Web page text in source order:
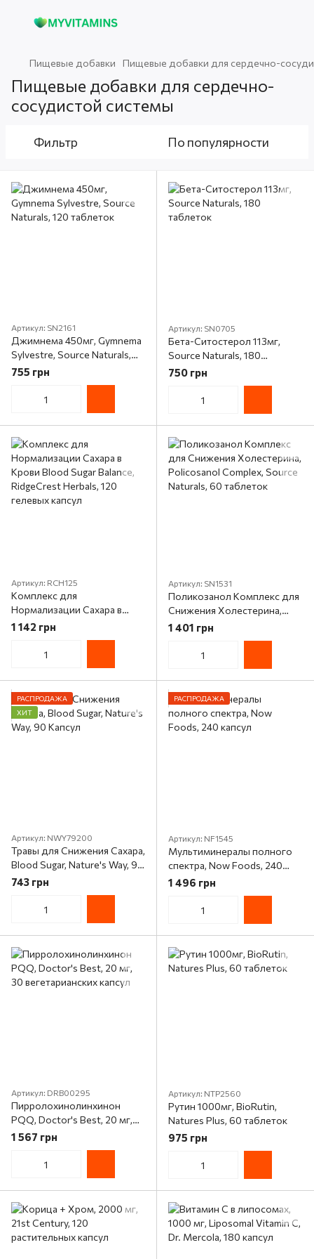
Пищевые добавки Пищевые добавки для сердечно-
Пищевые добавки для сердечно-
сосудистой системы
Фильтр По популярности
Артикул: SN2161
Джимнема 450мг, Gymnema
Sylvestre, Source Naturals,
120 таблеток
755 грн
Артикул: SN0705
Бета-Ситостерол 113мг,
Source Naturals, 180
таблеток
750 грн
Артикул: RCH125
Комплекс для
Нормализации Сахара в
Крови Blood Sugar Balance,
RidgeCrest Herbals, 120
гелевых капсул
1 142 грн
Артикул: SN1531
Поликозанол Комплекс для
Снижения Холестерина,
Policosanol Complex, Source
Naturals, 60 таблеток
1 401 грн
РАСПРОДАЖА
ХИТ
Артикул: NWY79200
Травы для Снижения Сахара,
Blood Sugar, Nature's Way, 90
Капсул
743 грн
РАСПРОДАЖА
Артикул: NF1545
Мультиминералы полного
спектра, Now Foods, 240
капсул
1 496 грн
Артикул: DRB00295
Пирролохинолинхинон
PQQ, Doctor's Best, 20 мг,
30 вегетарианских капсул
1 567 грн
Артикул: NTP2560
Рутин 1000мг, BioRutin,
Natures Plus, 60 таблеток
975 грн